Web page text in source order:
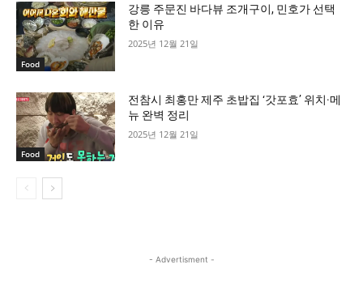
Food
강릉 주문진 바다뷰 조개구이, 민호가 선택
한 이유
2025년 12월 21일
Food
전참시 최홍만 제주 초밥집 ‘갓포효’ 위치·메
뉴 완벽 정리
2025년 12월 21일
- Advertisment -